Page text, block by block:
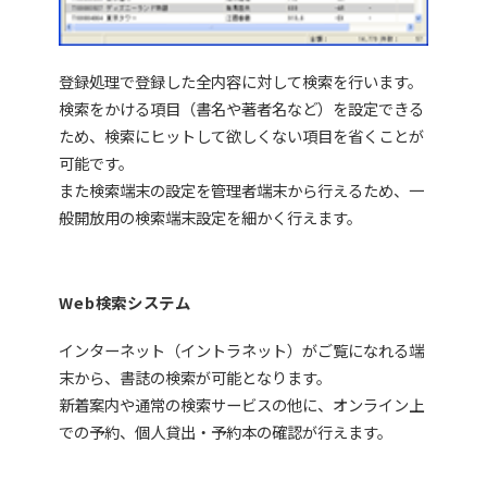
登録処理で登録した全内容に対して検索を行います。
検索をかける項目（書名や著者名など）を設定できる
ため、検索にヒットして欲しくない項目を省くことが
可能です。
また検索端末の設定を管理者端末から行えるため、一
般開放用の検索端末設定を細かく行えます。
Web検索システム
インターネット（イントラネット）がご覧になれる端
末から、書誌の検索が可能となります。
新着案内や通常の検索サービスの他に、オンライン上
での予約、個人貸出・予約本の確認が行えます。